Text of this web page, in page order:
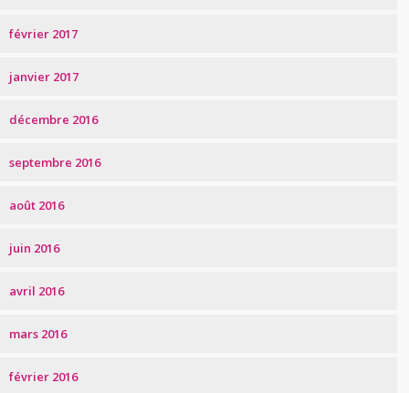
février 2017
janvier 2017
décembre 2016
septembre 2016
août 2016
juin 2016
avril 2016
mars 2016
février 2016